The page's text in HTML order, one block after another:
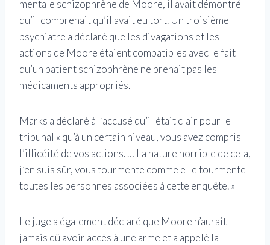
mentale schizophrène de Moore, il avait démontré
qu’il comprenait qu’il avait eu tort. Un troisième
psychiatre a déclaré que les divagations et les
actions de Moore étaient compatibles avec le fait
qu’un patient schizophrène ne prenait pas les
médicaments appropriés.
Marks a déclaré à l’accusé qu’il était clair pour le
tribunal « qu’à un certain niveau, vous avez compris
l’illicéité de vos actions. … La nature horrible de cela,
j’en suis sûr, vous tourmente comme elle tourmente
toutes les personnes associées à cette enquête. »
Le juge a également déclaré que Moore n’aurait
jamais dû avoir accès à une arme et a appelé la